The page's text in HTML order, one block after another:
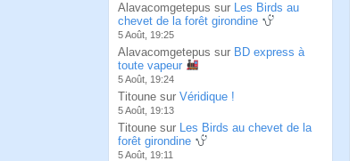
Alavacomgetepus sur Les Birds au
chevet de la forêt girondine
5 Août, 19:25
Alavacomgetepus sur BD express à
toute vapeur
5 Août, 19:24
Titoune sur Véridique !
5 Août, 19:13
Titoune sur Les Birds au chevet de la
forêt girondine
5 Août, 19:11